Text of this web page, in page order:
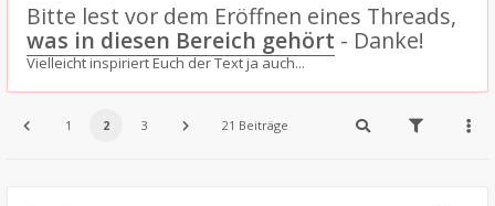
Bitte lest vor dem Eröffnen eines Threads,
was in diesen Bereich gehört - Danke!
Vielleicht inspiriert Euch der Text ja auch...
1 2 3 21 Beiträge